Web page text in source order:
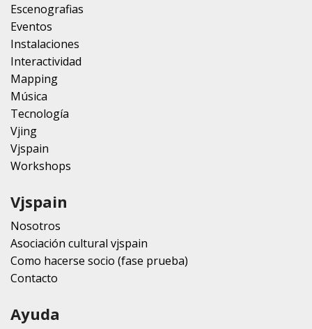
Escenografias
Eventos
Instalaciones
Interactividad
Mapping
Música
Tecnología
Vjing
Vjspain
Workshops
Vjspain
Nosotros
Asociación cultural vjspain
Como hacerse socio (fase prueba)
Contacto
Ayuda